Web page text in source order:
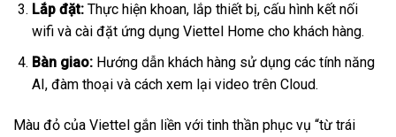
Lắp đặt:Thực hiện khoan, lắp thiết bị, cấu hình kết nối
wifi và cài đặt ứng dụng Viettel Home cho khách hàng.
Bàn giao:Hướng dẫn khách hàng sử dụng các tính năng
AI, đàm thoại và cách xem lại video trên Cloud.
Màu đỏ của Viettel gắn liền với tinh thần phục vụ “từ trái